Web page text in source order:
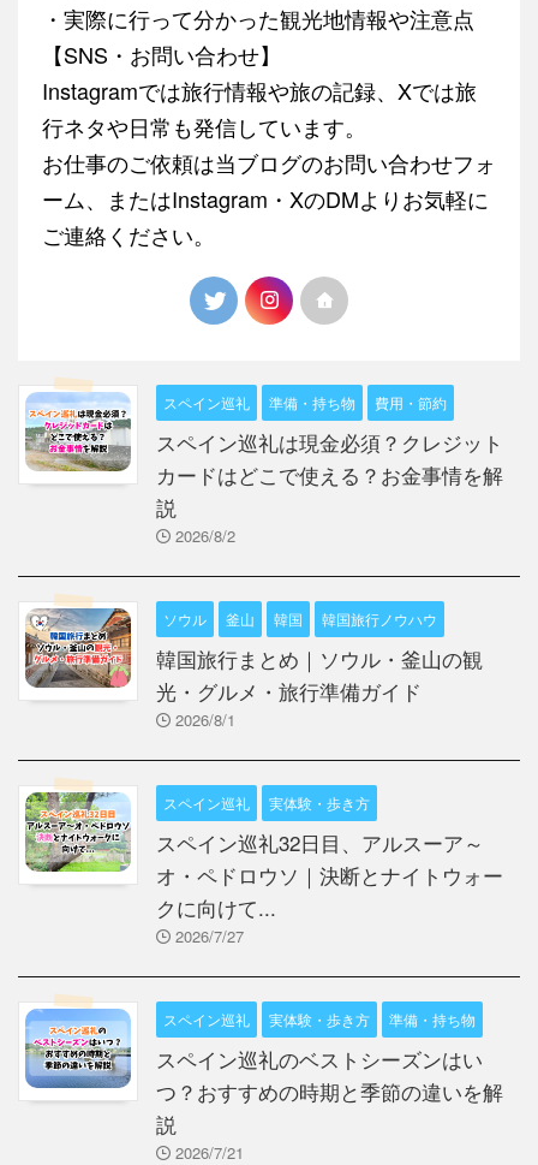
・実際に行って分かった観光地情報や注意点
【SNS・お問い合わせ】
Instagramでは旅行情報や旅の記録、Xでは旅
行ネタや日常も発信しています。
お仕事のご依頼は当ブログのお問い合わせフォ
ーム、またはInstagram・XのDMよりお気軽に
ご連絡ください。
スペイン巡礼 準備・持ち物 費用・節約
スペイン巡礼は現金必須？クレジット
カードはどこで使える？お金事情を解
説
2026/8/2
ソウル 釜山 韓国 韓国旅行ノウハウ
韓国旅行まとめ｜ソウル・釜山の観
光・グルメ・旅行準備ガイド
2026/8/1
スペイン巡礼 実体験・歩き方
スペイン巡礼32日目、アルスーア～
オ・ペドロウソ｜決断とナイトウォー
クに向けて...
2026/7/27
スペイン巡礼 実体験・歩き方 準備・持ち物
スペイン巡礼のベストシーズンはい
つ？おすすめの時期と季節の違いを解
説
2026/7/21